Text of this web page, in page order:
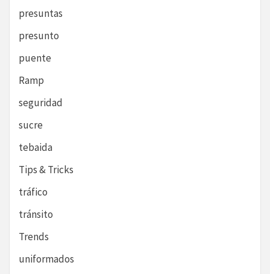
presuntas
presunto
puente
Ramp
seguridad
sucre
tebaida
Tips & Tricks
tráfico
tránsito
Trends
uniformados